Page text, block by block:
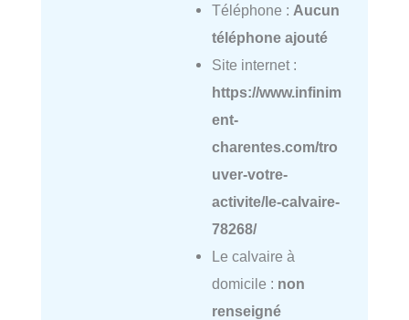
Téléphone : Aucun
téléphone ajouté
Site internet :
https://www.infinim
ent-
charentes.com/tro
uver-votre-
activite/le-calvaire-
78268/
Le calvaire à
domicile : non
renseigné